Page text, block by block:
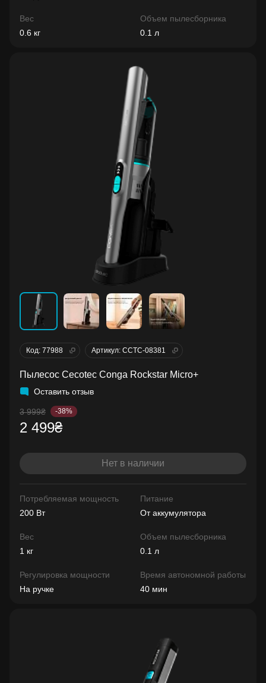
Вес
0.6 кг
Объем пылесборника
0.1 л
Код: 77988 Артикул: CCTC-08381
Пылесос Cecotec Conga Rockstar Micro+
Оставить отзыв
3 999₴ -38%
2 499₴
Нет в наличии
Потребляемая мощность
200 Вт
Питание
От аккумулятора
Вес
1 кг
Объем пылесборника
0.1 л
Регулировка мощности
На ручке
Время автономной работы
40 мин